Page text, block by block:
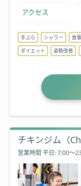
アクセス
手ぶら シャワー 食
ダイエット
姿勢改善
チキンジム（
営業時間 平日: 7:00～